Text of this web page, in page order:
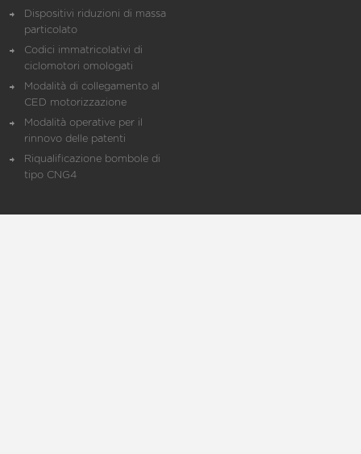
Dispositivi riduzioni di massa
particolato
Codici immatricolativi di
ciclomotori omologati
Modalità di collegamento al
CED motorizzazione
Modalità operative per il
rinnovo delle patenti
Riqualificazione bombole di
tipo CNG4